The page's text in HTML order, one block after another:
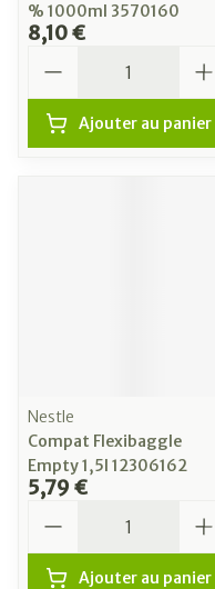
% 1000ml 3570160
8,10 €
Ajouter au panier
Nestle
Compat Flexibaggle
Empty 1,5l 12306162
5,79 €
Ajouter au panier